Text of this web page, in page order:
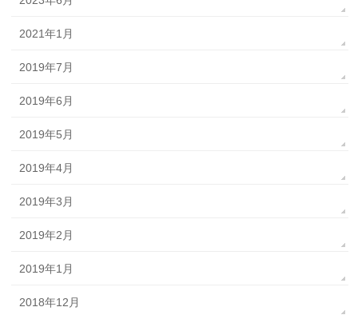
2021年1月
2019年7月
2019年6月
2019年5月
2019年4月
2019年3月
2019年2月
2019年1月
2018年12月